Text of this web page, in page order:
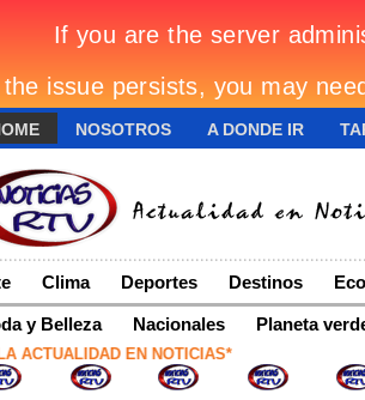
NOSOTROS A DONDE IR
Clima Deportes Destinos
y Belleza Nacionales Planeta
EN NOTICIAS*